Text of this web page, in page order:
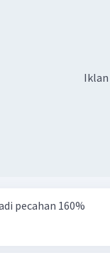
Iklan
pecahan 160%